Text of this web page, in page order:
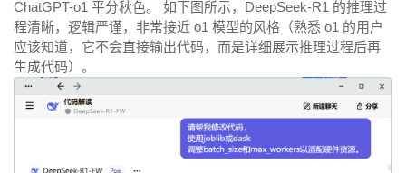
ChatGPT-o1 平分秋色。 如下图所示，DeepSeek-R1 的推理过
程清晰，逻辑严谨，非常接近 o1 模型的风格（熟悉 o1 的用户
应该知道，它不会直接输出代码，而是详细展示推理过程后再
生成代码）。